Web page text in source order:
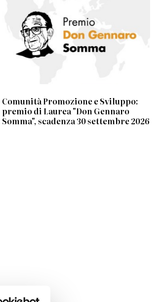
Comunità Promozione e Sviluppo:
premio di Laurea "Don Gennaro
Somma", scadenza 30 settembre 2026